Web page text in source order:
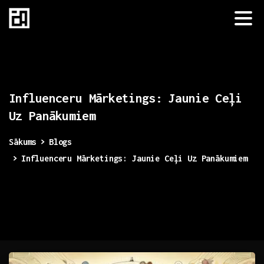
Influenceru Mārketings: Jaunie Ceļi
Uz Panākumiem
Sākums
Blogs
Influenceru Mārketings: Jaunie Ceļi Uz Panākumiem